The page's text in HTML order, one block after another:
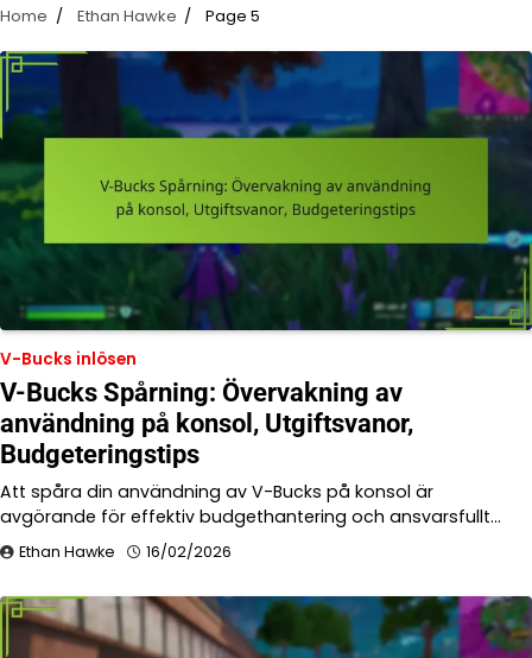
Home Ethan Hawke Page 5
V-Bucks inlösen
V-Bucks Spårning: Övervakning av
användning på konsol, Utgiftsvanor,
Budgeteringstips
Att spåra din användning av V-Bucks på konsol är
avgörande för effektiv budgethantering och ansvarsfullt…
Ethan Hawke 16/02/2026